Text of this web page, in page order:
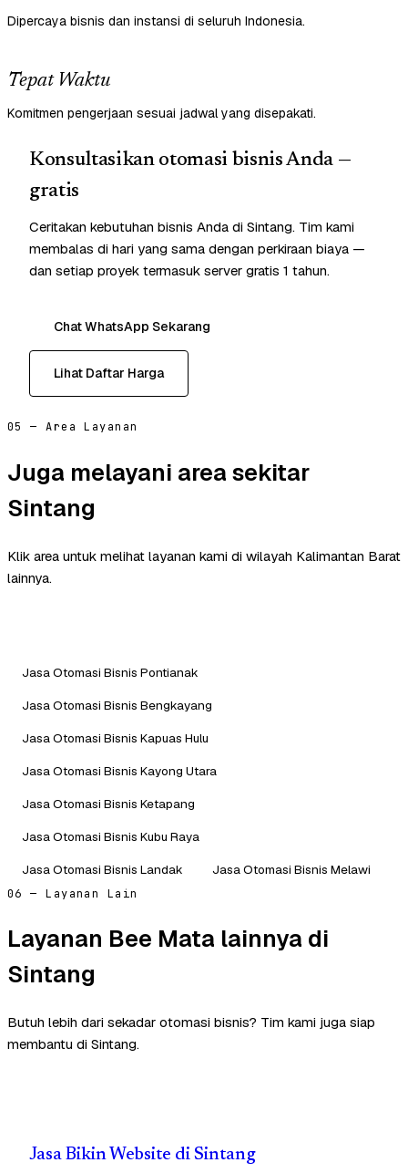
Dipercaya bisnis dan instansi di seluruh Indonesia.
Tepat Waktu
Komitmen pengerjaan sesuai jadwal yang disepakati.
Konsultasikan otomasi bisnis Anda —
gratis
Ceritakan kebutuhan bisnis Anda di Sintang. Tim kami
membalas di hari yang sama dengan perkiraan biaya —
dan setiap proyek termasuk server gratis 1 tahun.
Chat WhatsApp Sekarang
Lihat Daftar Harga
05 — Area Layanan
Juga melayani area sekitar
Sintang
Klik area untuk melihat layanan kami di wilayah Kalimantan Barat
lainnya.
Jasa Otomasi Bisnis Pontianak
Jasa Otomasi Bisnis Bengkayang
Jasa Otomasi Bisnis Kapuas Hulu
Jasa Otomasi Bisnis Kayong Utara
Jasa Otomasi Bisnis Ketapang
Jasa Otomasi Bisnis Kubu Raya
Jasa Otomasi Bisnis Landak
Jasa Otomasi Bisnis Melawi
06 — Layanan Lain
Layanan Bee Mata lainnya di
Sintang
Butuh lebih dari sekadar otomasi bisnis? Tim kami juga siap
membantu di Sintang.
Jasa Bikin Website di Sintang